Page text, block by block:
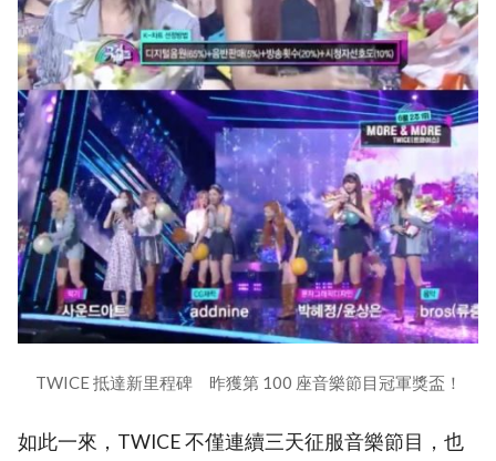
TWICE 抵達新里程碑 昨獲第 100 座音樂節目冠軍獎盃！
如此一來，TWICE 不僅連續三天征服音樂節目，也